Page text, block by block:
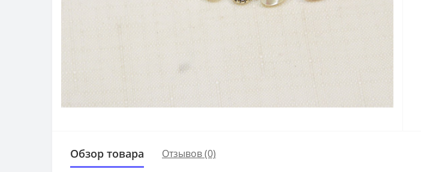
Обзор товара Отзывов (0)